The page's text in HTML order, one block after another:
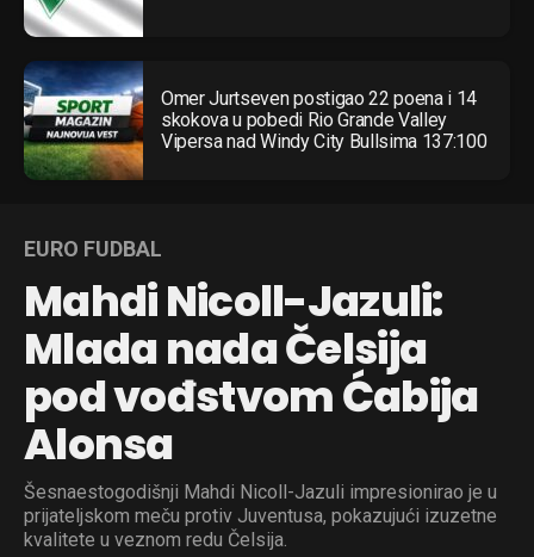
Omer Jurtseven postigao 22 poena i 14
skokova u pobedi Rio Grande Valley
Vipersa nad Windy City Bullsima 137:100
EURO FUDBAL
Mahdi Nicoll-Jazuli:
Mlada nada Čelsija
pod vođstvom Ćabija
Alonsa
Šesnaestogodišnji Mahdi Nicoll-Jazuli impresionirao je u
prijateljskom meču protiv Juventusa, pokazujući izuzetne
kvalitete u veznom redu Čelsija.